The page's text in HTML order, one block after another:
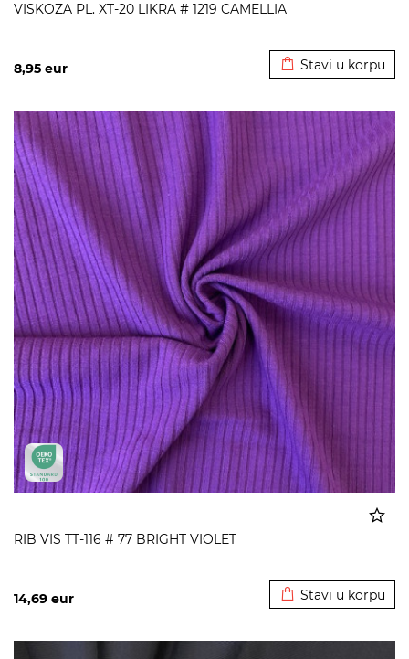
VISKOZA PL. XT-20 LIKRA # 1219 CAMELLIA
8,95 eur Stavi u korpu
RIB VIS TT-116 # 77 BRIGHT VIOLET
14,69 eur Stavi u korpu